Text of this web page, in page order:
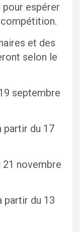
pour espérer
et des
selon le
septembre
partir du 17
21 novembre
partir du 13